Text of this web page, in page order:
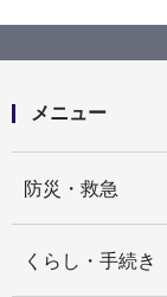
メニュー
防災・救急
くらし・手続き